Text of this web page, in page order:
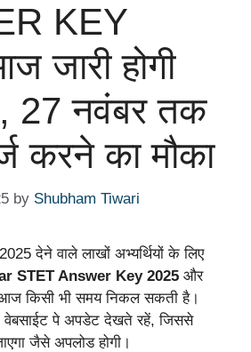
KEY
जारी होगी
27 नवंबर तक
करने का मौका
by Shubham Tiwari
2025 देने वाले लाखों अभ्यर्थियों के लिए
STET Answer Key 2025 और
किसी भी समय निकल सकती है।
वेबसाईट पे अपडेट देखते रहें, जिससे
जैसे अपलोड होगी।